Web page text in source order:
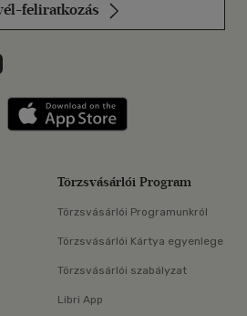
feliratkozás
on
Instagramon
Libri a LinkedInen
applikáció Szerezd meg: Google
Törzsvásárlói Program
Törzsvásárlói Programunkról
Törzsvásárlói Kártya egyenlege
Törzsvásárlói szabályzat
Libri App